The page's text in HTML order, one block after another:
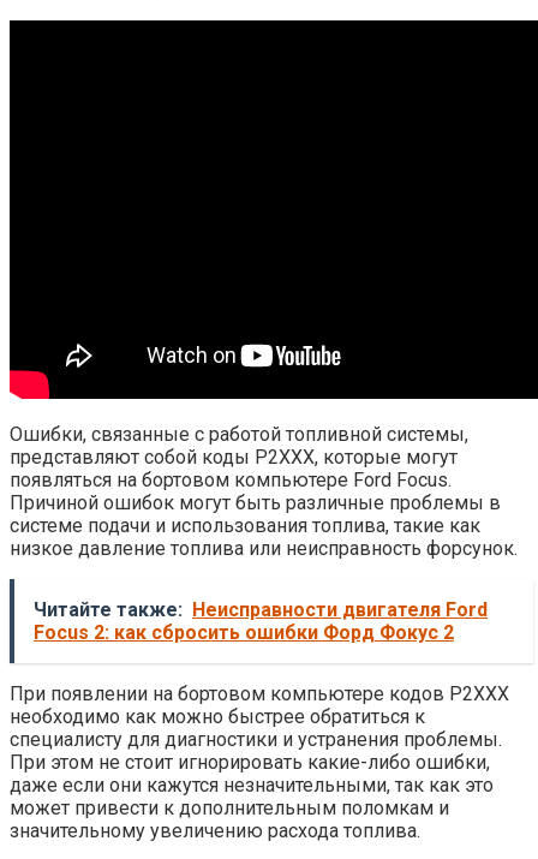
Ошибки, связанные с работой топливной системы,
представляют собой коды P2XXX, которые могут
появляться на бортовом компьютере Ford Focus.
Причиной ошибок могут быть различные проблемы в
системе подачи и использования топлива, такие как
низкое давление топлива или неисправность форсунок.
Читайте также: Неисправности двигателя Ford
Focus 2: как сбросить ошибки Форд Фокус 2
При появлении на бортовом компьютере кодов P2XXX
необходимо как можно быстрее обратиться к
специалисту для диагностики и устранения проблемы.
При этом не стоит игнорировать какие-либо ошибки,
даже если они кажутся незначительными, так как это
может привести к дополнительным поломкам и
значительному увеличению расхода топлива.